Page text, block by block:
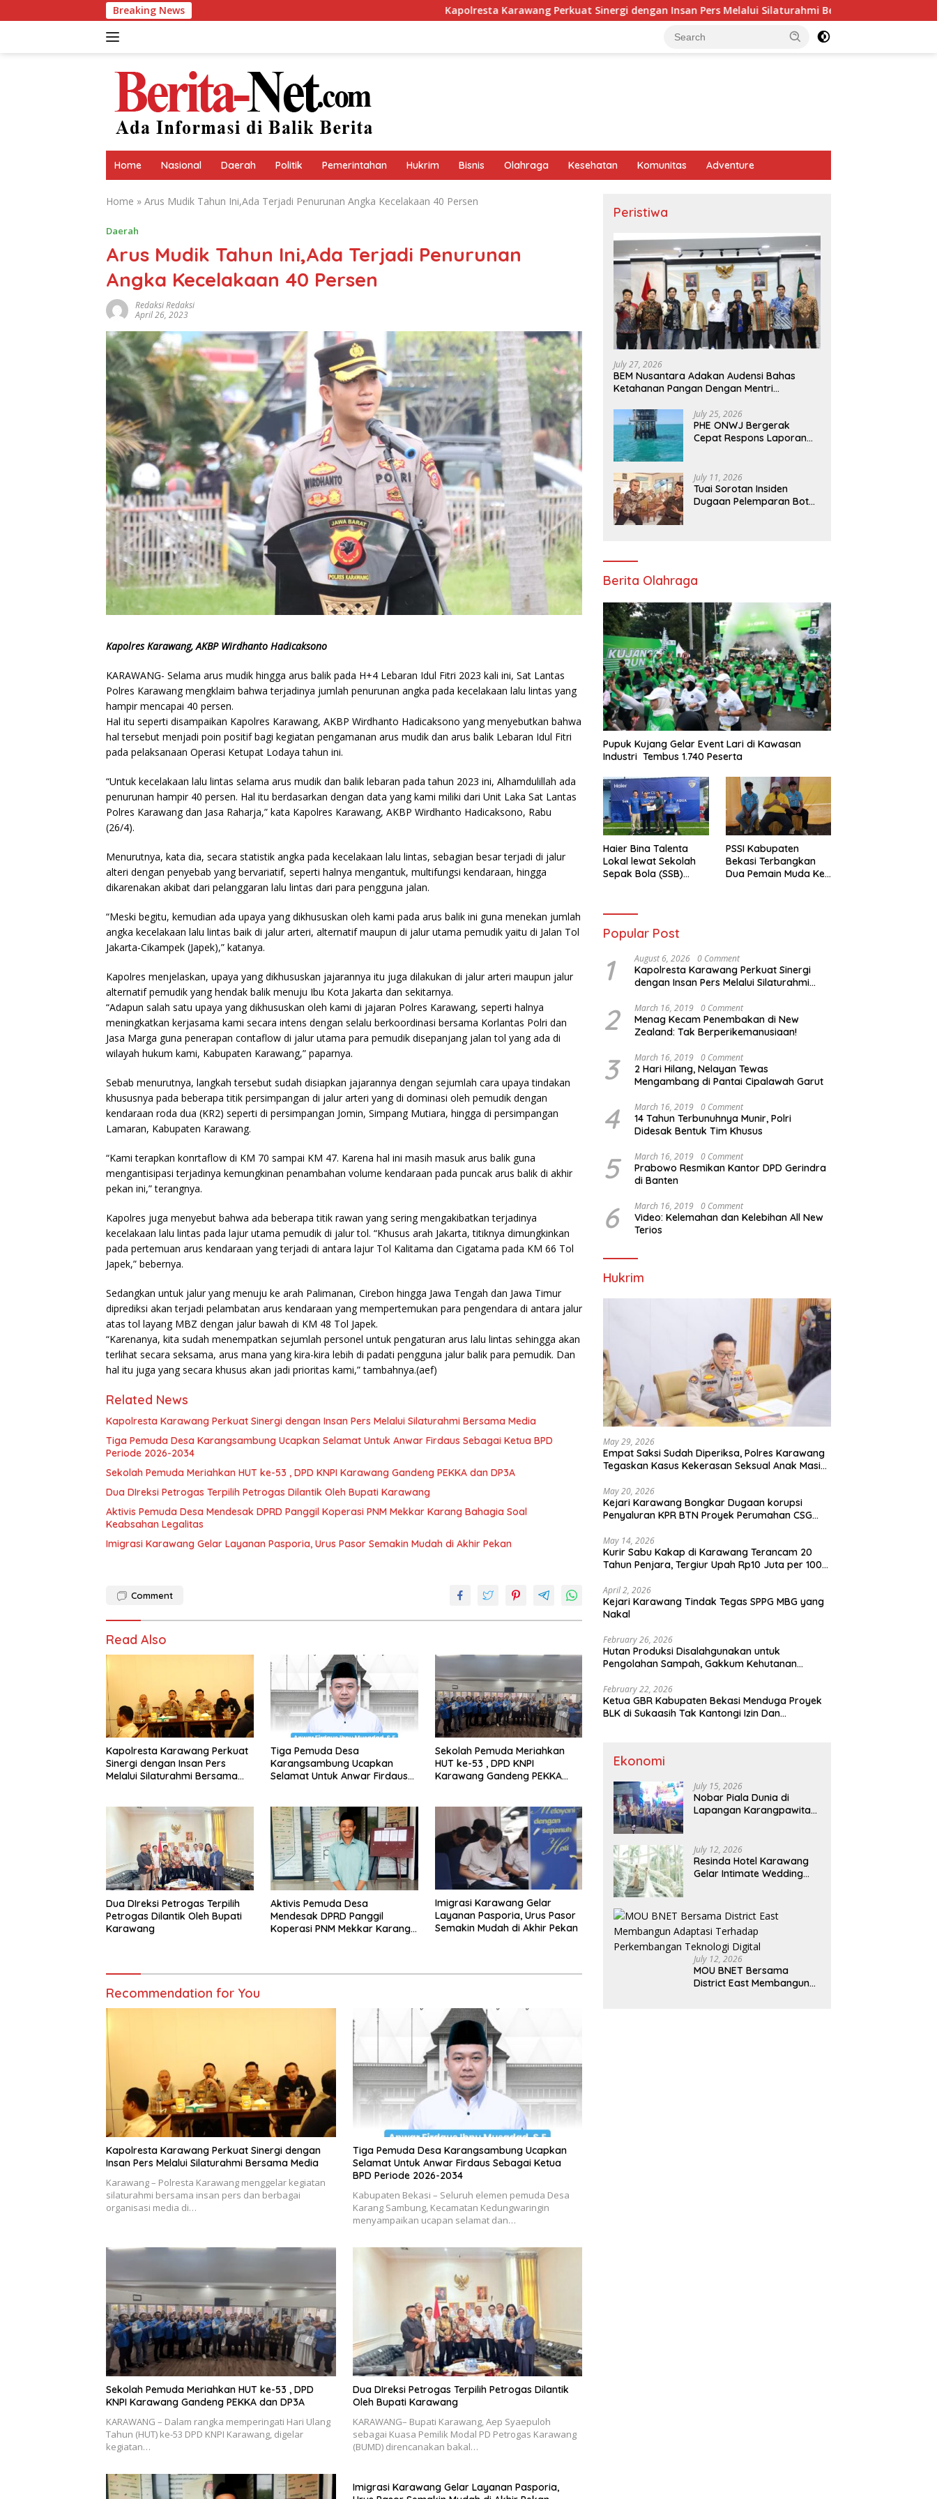
to
Breaking News Kapolresta Karawang Perkuat Sinergi dengan Insan Pers Melalui Silaturahmi Bersama Media
Home Nasional Daerah Politik Pemerintahan Hukrim Bisnis Olahraga Kesehatan Komunitas Adventure
Home » Arus Mudik Tahun Ini,Ada Terjadi Penurunan Angka Kecelakaan 40 Persen
Daerah
Arus Mudik Tahun Ini,Ada Terjadi Penurunan
Angka Kecelakaan 40 Persen
Redaksi Redaksi
April 26, 2023
Kapolres Karawang, AKBP Wirdhanto Hadicaksono
KARAWANG- Selama arus mudik hingga arus balik pada H+4 Lebaran Idul Fitri 2023 kali ini, Sat Lantas
Polres Karawang mengklaim bahwa terjadinya jumlah penurunan angka pada kecelakaan lalu lintas yang
hampir mencapai 40 persen.
Hal itu seperti disampaikan Kapolres Karawang, AKBP Wirdhanto Hadicaksono yang menyebutkan bahwa
hal tersebut menjadi poin positif bagi kegiatan pengamanan arus mudik dan arus balik Lebaran Idul Fitri
pada pelaksanaan Operasi Ketupat Lodaya tahun ini.
“Untuk kecelakaan lalu lintas selama arus mudik dan balik lebaran pada tahun 2023 ini, Alhamdulillah ada
penurunan hampir 40 persen. Hal itu berdasarkan dengan data yang kami miliki dari Unit Laka Sat Lantas
Polres Karawang dan Jasa Raharja,” kata Kapolres Karawang, AKBP Wirdhanto Hadicaksono, Rabu
(26/4).
Menurutnya, kata dia, secara statistik angka pada kecelakaan lalu lintas, sebagian besar terjadi di jalur
alteri dengan penyebab yang bervariatif, seperti halnya mengantuk, multifungsi kendaraan, hingga
dikarenakan akibat dari pelanggaran lalu lintas dari para pengguna jalan.
“Meski begitu, kemudian ada upaya yang dikhususkan oleh kami pada arus balik ini guna menekan jumlah
angka kecelakaan lalu lintas baik di jalur arteri, alternatif maupun di jalur utama pemudik yaitu di Jalan Tol
Jakarta-Cikampek (Japek),” katanya.
Kapolres menjelaskan, upaya yang dikhususkan jajarannya itu juga dilakukan di jalur arteri maupun jalur
alternatif pemudik yang hendak balik menuju Ibu Kota Jakarta dan sekitarnya.
“Adapun salah satu upaya yang dikhususkan oleh kami di jajaran Polres Karawang, seperti halnya
meningkatkan kerjasama kami secara intens dengan selalu berkoordinasi bersama Korlantas Polri dan
Jasa Marga guna penerapan contaflow di jalur utama para pemudik disepanjang jalan tol yang ada di
wilayah hukum kami, Kabupaten Karawang,” paparnya.
Sebab menurutnya, langkah tersebut sudah disiapkan jajarannya dengan sejumlah cara upaya tindakan
khususnya pada beberapa titik persimpangan di jalur arteri yang di dominasi oleh pemudik dengan
kendaraan roda dua (KR2) seperti di persimpangan Jomin, Simpang Mutiara, hingga di persimpangan
Lamaran, Kabupaten Karawang.
“Kami terapkan konrtaflow di KM 70 sampai KM 47. Karena hal ini masih masuk arus balik guna
mengantisipasi terjadinya kemungkinan penambahan volume kendaraan pada puncak arus balik di akhir
pekan ini,” terangnya.
Kapolres juga menyebut bahwa ada beberapa titik rawan yang sering mengakibatkan terjadinya
kecelakaan lalu lintas pada lajur utama pemudik di jalur tol. “Khusus arah Jakarta, titiknya dimungkinkan
pada pertemuan arus kendaraan yang terjadi di antara lajur Tol Kalitama dan Cigatama pada KM 66 Tol
Japek,” bebernya.
Sedangkan untuk jalur yang menuju ke arah Palimanan, Cirebon hingga Jawa Tengah dan Jawa Timur
diprediksi akan terjadi pelambatan arus kendaraan yang mempertemukan para pengendara di antara jalur
atas tol layang MBZ dengan jalur bawah di KM 48 Tol Japek.
“Karenanya, kita sudah menempatkan sejumlah personel untuk pengaturan arus lalu lintas sehingga akan
terlihat secara seksama, arus mana yang kira-kira lebih di padati pengguna jalur balik para pemudik. Dan
hal itu juga yang secara khusus akan jadi prioritas kami,” tambahnya.(aef)
Related News
Kapolresta Karawang Perkuat Sinergi dengan Insan Pers Melalui Silaturahmi Bersama Media
Tiga Pemuda Desa Karangsambung Ucapkan Selamat Untuk Anwar Firdaus Sebagai Ketua BPD
Periode 2026-2034
Sekolah Pemuda Meriahkan HUT ke-53 , DPD KNPI Karawang Gandeng PEKKA dan DP3A
Dua DIreksi Petrogas Terpilih Petrogas Dilantik Oleh Bupati Karawang
Aktivis Pemuda Desa Mendesak DPRD Panggil Koperasi PNM Mekkar Karang Bahagia Soal
Keabsahan Legalitas
Imigrasi Karawang Gelar Layanan Pasporia, Urus Pasor Semakin Mudah di Akhir Pekan
Comment
Read Also
Kapolresta Karawang Perkuat
Sinergi dengan Insan Pers
Melalui Silaturahmi Bersama
Tiga Pemuda Desa
Karangsambung Ucapkan
Selamat Untuk Anwar Firdaus
Sekolah Pemuda Meriahkan
HUT ke-53 , DPD KNPI
Karawang Gandeng PEKKA
Dua DIreksi Petrogas Terpilih
Petrogas Dilantik Oleh Bupati
Karawang
Aktivis Pemuda Desa
Mendesak DPRD Panggil
Koperasi PNM Mekkar Karang
Imigrasi Karawang Gelar
Layanan Pasporia, Urus Pasor
Semakin Mudah di Akhir Pekan
Recommendation for You
Kapolresta Karawang Perkuat Sinergi dengan
Insan Pers Melalui Silaturahmi Bersama Media
Karawang – Polresta Karawang menggelar kegiatan
silaturahmi bersama insan pers dan berbagai
organisasi media di…
Tiga Pemuda Desa Karangsambung Ucapkan
Selamat Untuk Anwar Firdaus Sebagai Ketua
BPD Periode 2026-2034
Kabupaten Bekasi – Seluruh elemen pemuda Desa
Karang Sambung, Kecamatan Kedungwaringin
menyampaikan ucapan selamat dan…
Sekolah Pemuda Meriahkan HUT ke-53 , DPD
KNPI Karawang Gandeng PEKKA dan DP3A
KARAWANG – Dalam rangka memperingati Hari Ulang
Tahun (HUT) ke-53 DPD KNPI Karawang, digelar
kegiatan…
Dua DIreksi Petrogas Terpilih Petrogas Dilantik
Oleh Bupati Karawang
KARAWANG– Bupati Karawang, Aep Syaepuloh
sebagai Kuasa Pemilik Modal PD Petrogas Karawang
(BUMD) direncanakan bakal…
Imigrasi Karawang Gelar Layanan Pasporia,
Peristiwa
July 27, 2026
BEM Nusantara Adakan Audensi Bahas
Ketahanan Pangan Dengan Mentri
July 25, 2026
PHE ONWJ Bergerak
Cepat Respons Laporan
July 11, 2026
Tuai Sorotan Insiden
Dugaan Pelemparan Botol
Berita Olahraga
Pupuk Kujang Gelar Event Lari di Kawasan
Industri Tembus 1.740 Peserta
Haier Bina Talenta
Lokal lewat Sekolah
Sepak Bola (SSB)
PSSI Kabupaten
Bekasi Terbangkan
Dua Pemain Muda Ke
Popular Post
1 August 6, 2026 0 Comment
Kapolresta Karawang Perkuat Sinergi
dengan Insan Pers Melalui Silaturahmi
2 March 16, 2019 0 Comment
Menag Kecam Penembakan di New
Zealand: Tak Berperikemanusiaan!
3 March 16, 2019 0 Comment
2 Hari Hilang, Nelayan Tewas
Mengambang di Pantai Cipalawah Garut
4 March 16, 2019 0 Comment
14 Tahun Terbunuhnya Munir, Polri
Didesak Bentuk Tim Khusus
5 March 16, 2019 0 Comment
Prabowo Resmikan Kantor DPD Gerindra
di Banten
6 March 16, 2019 0 Comment
Video: Kelemahan dan Kelebihan All New
Terios
Hukrim
May 29, 2026
Empat Saksi Sudah Diperiksa, Polres Karawang
Tegaskan Kasus Kekerasan Seksual Anak Masih
May 20, 2026
Kejari Karawang Bongkar Dugaan korupsi
Penyaluran KPR BTN Proyek Perumahan CSG
May 14, 2026
Kurir Sabu Kakap di Karawang Terancam 20
Tahun Penjara, Tergiur Upah Rp10 Juta per 100
April 2, 2026
Kejari Karawang Tindak Tegas SPPG MBG yang
Nakal
February 26, 2026
Hutan Produksi Disalahgunakan untuk
Pengolahan Sampah, Gakkum Kehutanan
February 22, 2026
Ketua GBR Kabupaten Bekasi Menduga Proyek
BLK di Sukaasih Tak Kantongi Izin Dan
Ekonomi
July 15, 2026
Nobar Piala Dunia di
Lapangan Karangpawitan
Juta
July 12, 2026
Resinda Hotel Karawang
Gelar Intimate Wedding
Impian dengan Penawaran
Eksklusif
July 12, 2026
MOU BNET Bersama
District East Membangun